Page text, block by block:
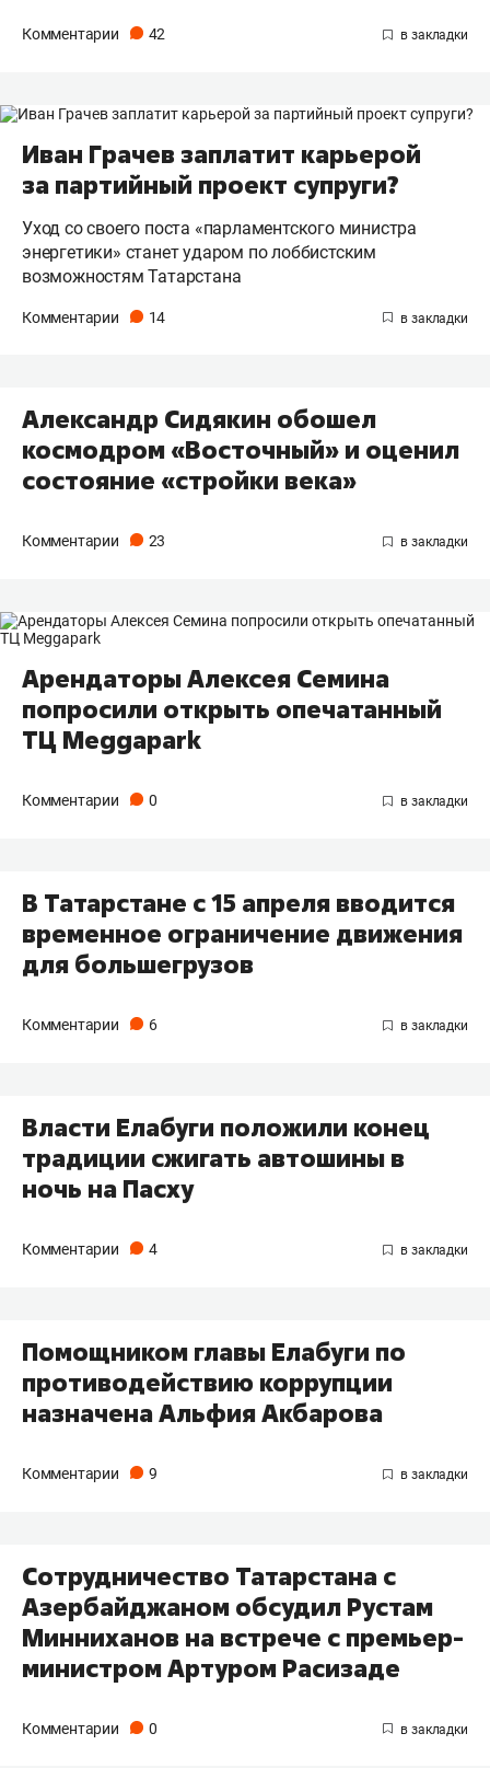
Комментарии 42
Иван Грачев заплатит карьерой
за партийный проект супруги?
Уход со своего поста «парламентского министра
энергетики» станет ударом по лоббистским
возможностям Татарстана
Комментарии 14
Александр Сидякин обошел
космодром «Восточный» и оценил
состояние «стройки века»
Комментарии 23
Арендаторы Алексея Семина
попросили открыть опечатанный
ТЦ Meggapark
Комментарии 0
В Татарстане с 15 апреля вводится
временное ограничение движения
для большегрузов
Комментарии 6
Власти Елабуги положили конец
традиции сжигать автошины в
ночь на Пасху
Комментарии 4
Помощником главы Елабуги по
противодействию коррупции
назначена Альфия Акбарова
Комментарии 9
Сотрудничество Татарстана с
Азербайджаном обсудил Рустам
Минниханов на встрече с премьер-
министром Артуром Расизаде
Комментарии 0